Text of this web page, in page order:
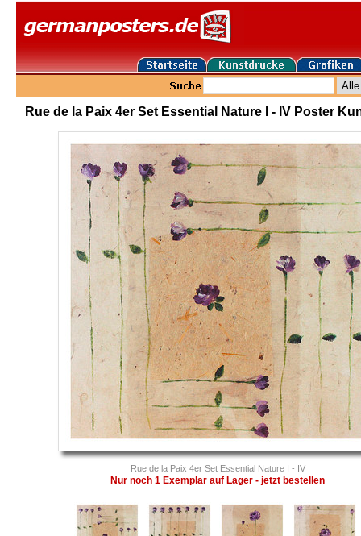
Rue de la Paix 4er Set Essential Nature I - IV Poster
Rue de la Paix 4er Set Essential Nature I - IV
Nur noch 1 Exemplar auf Lager - jetzt bestellen